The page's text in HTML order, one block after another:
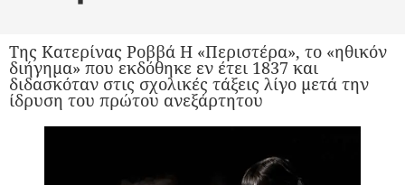
Της Κατερίνας Ροββά Η «Περιστέρα», το «ηθικόν
διήγημα» που εκδόθηκε εν έτει 1837 και
διδασκόταν στις σχολικές τάξεις λίγο μετά την
ίδρυση του πρώτου ανεξάρτητου